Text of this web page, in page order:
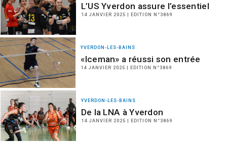
L’US Yverdon assure l’essentiel
14 JANVIER 2025 | EDITION N°3869
YVERDON-LES-BAINS
«Iceman» a réussi son entrée
14 JANVIER 2025 | EDITION N°3869
YVERDON-LES-BAINS
De la LNA à Yverdon
14 JANVIER 2025 | EDITION N°3869